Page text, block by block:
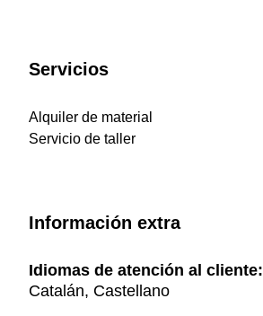
Servicios
Alquiler de material
Servicio de taller
Información extra
Idiomas de atención al cliente:
Catalán, Castellano